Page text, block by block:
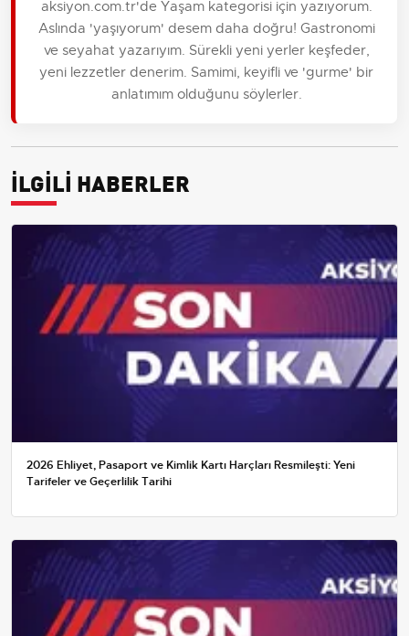
aksiyon.com.tr'de Yaşam kategorisi için yazıyorum.
Aslında 'yaşıyorum' desem daha doğru! Gastronomi
ve seyahat yazarıyım. Sürekli yeni yerler keşfeder,
yeni lezzetler denerim. Samimi, keyifli ve 'gurme' bir
anlatımım olduğunu söylerler.
İLGİLİ HABERLER
2026 Ehliyet, Pasaport ve Kimlik Kartı Harçları Resmileşti: Yeni
Tarifeler ve Geçerlilik Tarihi